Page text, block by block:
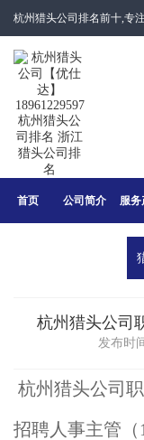
杭州猎头公司排名前十,专
首页 公司简介 服务
杭州猎头公司
发布时
杭州猎头公司
招聘人事主管（